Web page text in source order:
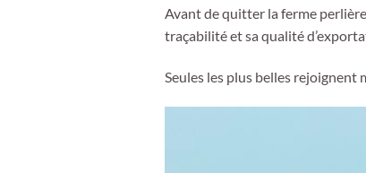
Avant de quitter la ferme
traçabilité et sa qualité
Seules les plus belles